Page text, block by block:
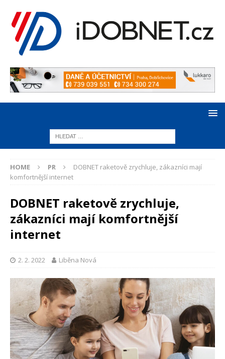
HOME PR
DOBNET raketově zrychluje, zákazníci mají
komfortnější internet
DOBNET raketově zrychluje,
zákazníci mají komfortnější
internet
2. 2. 2022 Liběna Nová